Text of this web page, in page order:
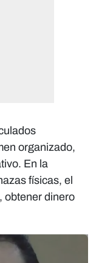
organizado,
En la
físicas, el
obtener dinero